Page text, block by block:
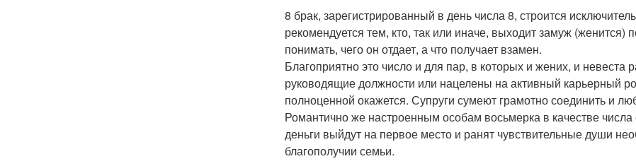
8 брак, зарегистрированный в день числа 8, строится
рекомендуется тем, кто, так или иначе, выходит замуж (женится)
понимать, чего он отдает, а что получает взамен.
Благоприятно это число и для пар, в которых и жених, и
руководящие должности или нацелены на активный карьерный
полноценной окажется. Супруги сумеют грамотно соединить и
Романтично же настроенным особам восьмерка в качестве
деньги выйдут на первое место и ранят чувствительные души
благополучии семьи.